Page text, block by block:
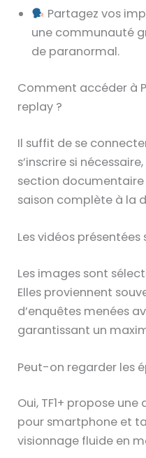
Partagez vos
une communauté
de paranormal.
Comment accéder à
replay ?
Il suffit de se
s’inscrire si
section
saison complète à la
Les vidéos
Les images sont
Elles proviennent
d’enquêtes menées
garantissant un
Peut-on regarder les
Oui, TF1+ propose
pour smartphone et
visionnage fluide en